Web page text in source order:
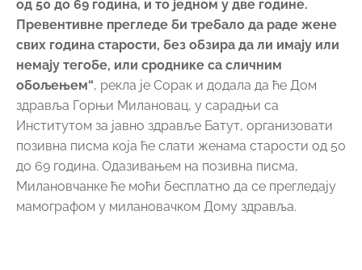
од 50 до 69 година, и то једном у две године.
Превентивне прегледе би требало да раде жене
свих година старости, без обзира да ли имају или
немају тегобе, или сроднике са сличним
обољењем“, рекла је Сорак и додала да ће Дом
здравља Горњи Милановац, у сарадњи са
Институтом за јавно здравље Батут, организовати
позивна писма која ће слати женама старости од 50
до 69 година. Одазивањем на позивна писма,
Милановчанке ће моћи бесплатно да се прегледају
мамографом у милановачком Дому здравља.